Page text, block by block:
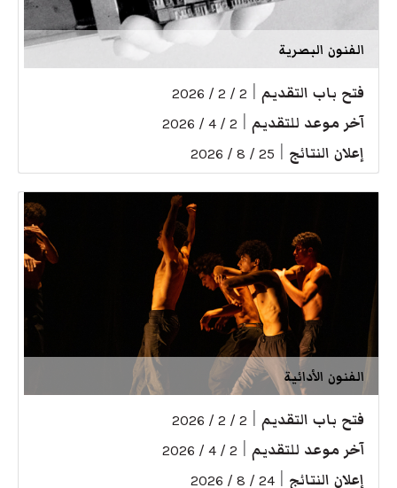
الفنون البصرية
فتح باب التقديم 2 / 2 / 2026
آخر موعد للتقديم 2 / 4 / 2026
إعلان النتائج 25 / 8 / 2026
الفنون الأدائية
فتح باب التقديم 2 / 2 / 2026
آخر موعد للتقديم 2 / 4 / 2026
إعلان النتائج 24 / 8 / 2026